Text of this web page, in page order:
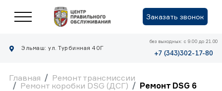
Заказать звонок
Эльмаш: ул. Турбинная 40Г
без выходных: с 9.00 до 21.00
+7 (343)302-17-80
Главная
Ремонт трансмиссии
Ремонт коробки DSG (ДСГ)
Ремонт DSG 6